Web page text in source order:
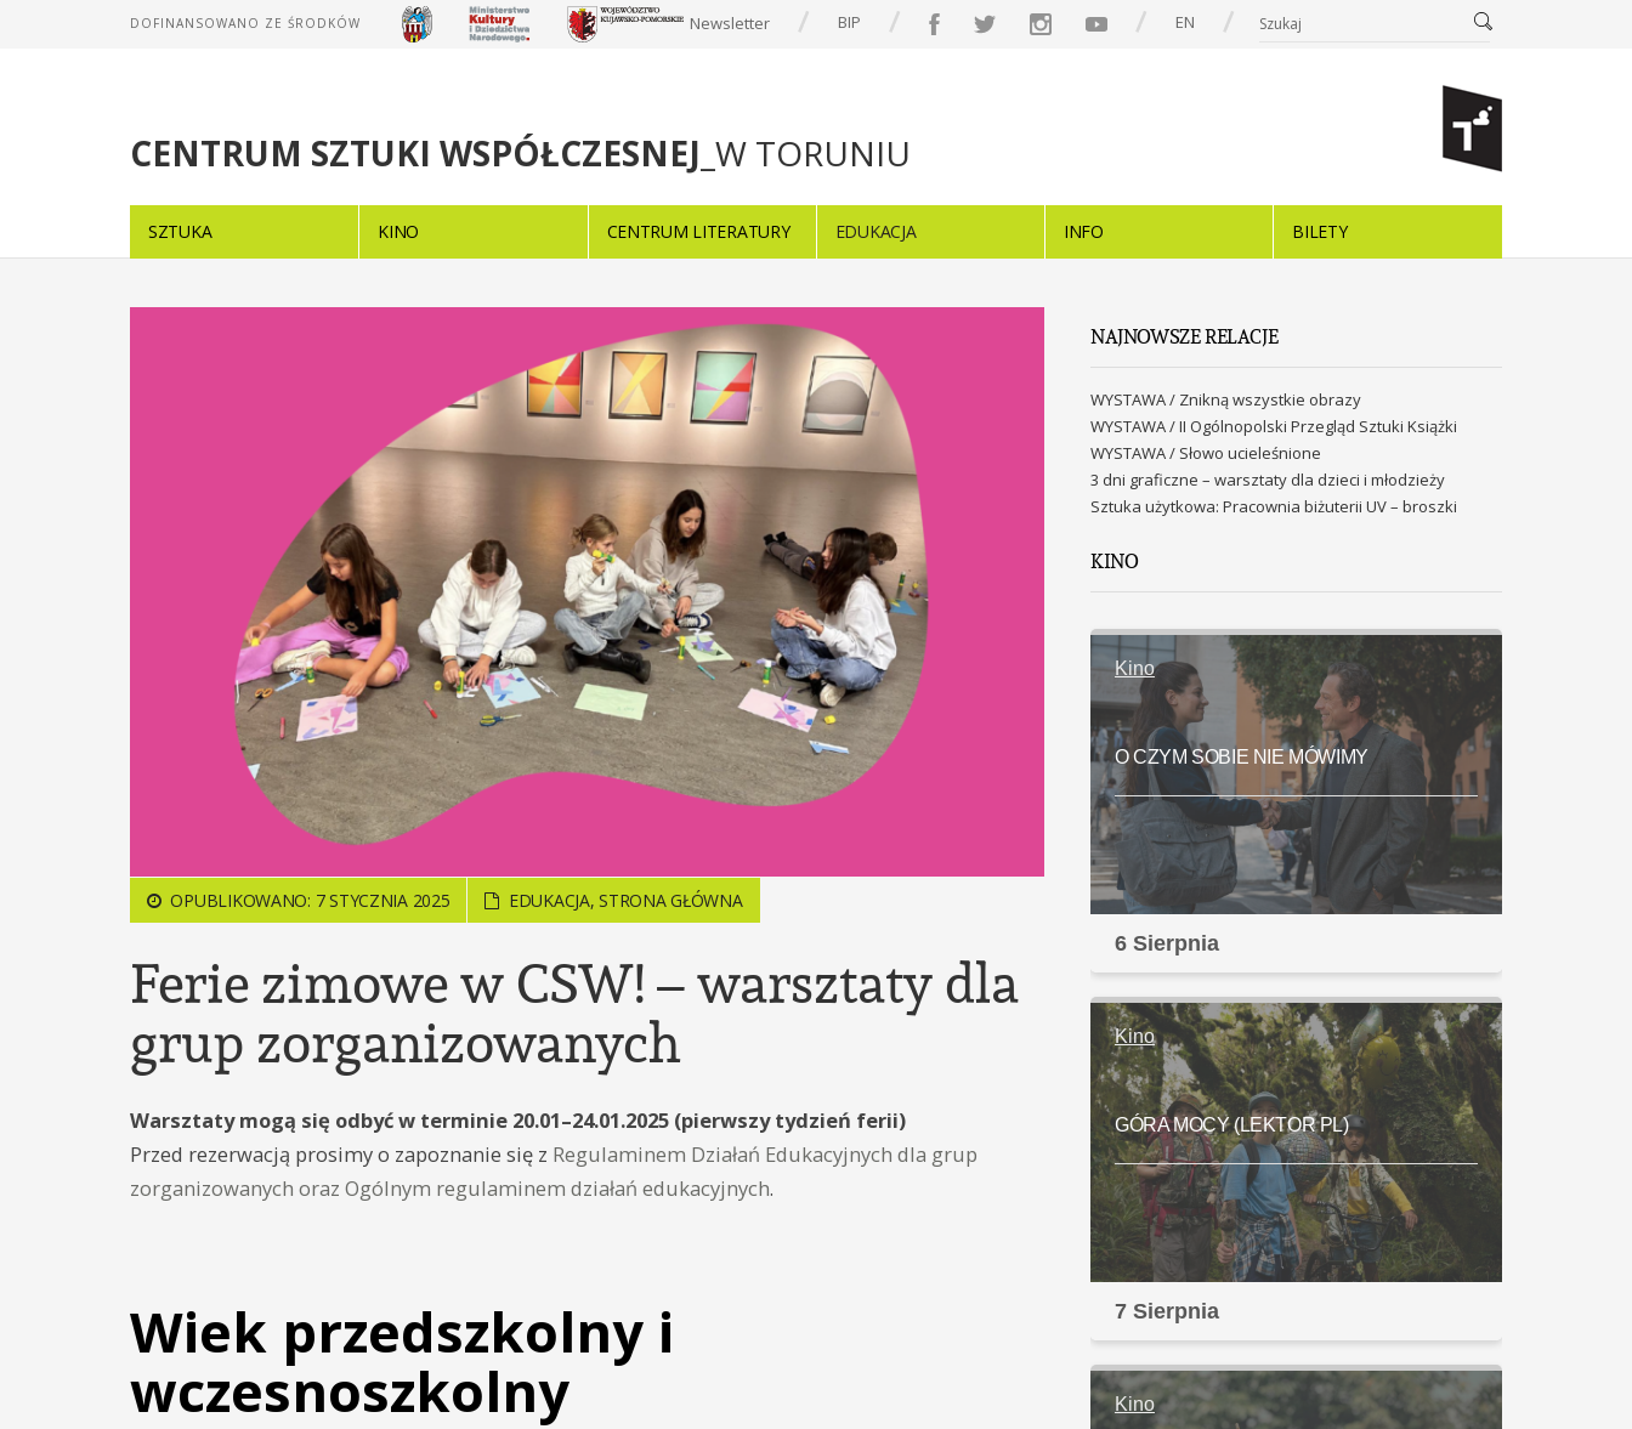
DOFINANSOWANO ZE ŚRODKÓW Newsletter BIP EN
CENTRUM SZTUKI WSPÓŁCZESNEJ _W TORUNIU
SZTUKA KINO CENTRUM LITERATURY EDUKACJA INFO BILETY
OPUBLIKOWANO: 7 STYCZNIA 2025 EDUKACJA,STRONA GŁÓWNA
Ferie zimowe w CSW! – warsztaty dla
grup zorganizowanych
Warsztaty mogą się odbyć w terminie 20.01–24.01.2025 (pierwszy tydzień ferii)
Przed rezerwacją prosimy o zapoznanie się z Regulaminem Działań Edukacyjnych dla grup
zorganizowanych oraz Ogólnym regulaminem działań edukacyjnych.
Wiek przedszkolny i
wczesnoszkolny
NAJNOWSZE RELACJE
WYSTAWA / Znikną wszystkie obrazy
WYSTAWA / II Ogólnopolski Przegląd Sztuki Książki
WYSTAWA / Słowo ucieleśnione
3 dni graficzne – warsztaty dla dzieci i młodzieży
Sztuka użytkowa: Pracownia biżuterii UV – broszki
KINO
Kino
O CZYM SOBIE NIE MÓWIMY
6 Sierpnia
Kino
GÓRA MOCY (LEKTOR PL)
7 Sierpnia
Kino